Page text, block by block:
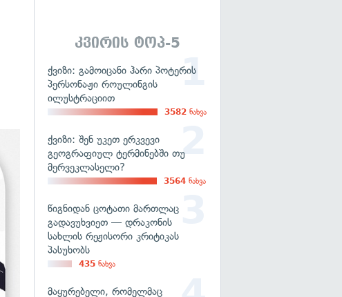
კვირის ტოპ-5
ქვიზი: გამოიცანი ჰარი პოტერის
პერსონაჟი როულინგის
ილუსტრაციით
3582 ნახვა
ქვიზი: შენ უკეთ ერკვევი
გეოგრაფიულ ტერმინებში თუ
მერვეკლასელი?
3564 ნახვა
წიგნიდან ცოტათი მართლაც
გადავუხვიეთ — დრაკონის
სახლის რეჟისორი კრიტიკას
პასუხობს
435 ნახვა
მაყურებელი, რომელმაც